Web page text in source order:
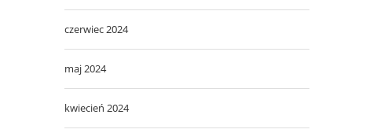
czerwiec 2024
maj 2024
kwiecień 2024